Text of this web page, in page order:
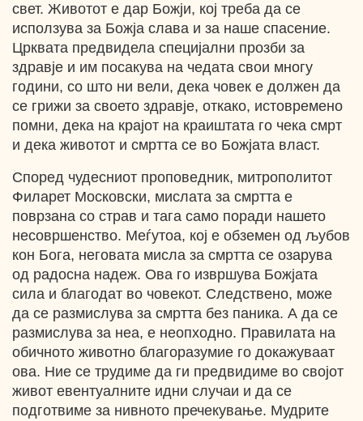
свет. Животот е дар Божји, кој треба да се
исползува за Божја слава и за наше спасение.
Црквата предвидела специјални прозби за
здравје и им посакува на чедата свои многу
години, со што ни вели, дека човек е должен да
се грижи за своето здравје, откако, истовремено
помни, дека на крајот на краиштата го чека смрт
и дека животот и смртта се во Божјата власт.
Според чудесниот проповедник, митрополитот
Филарет Московски, мислата за смртта е
поврзана со страв и тага само поради нашето
несовршенство. Меѓутоа, кој е обземен од љубов
кон Бога, неговата мисла за смртта се озарува
од радосна надеж. Ова го извршува Божјата
сила и благодат во човекот. Следствено, може
да се размислува за смртта без паника. А да се
размислува за неа, е неопходно. Правилата на
обичното животно благоразумие го докажуваат
ова. Ние се трудиме да ги предвидиме во својот
живот евентуалните идни случаи и да се
подготвиме за нивното пречекување. Мудрите